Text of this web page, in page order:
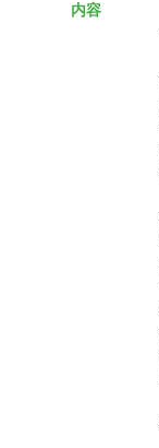
内容